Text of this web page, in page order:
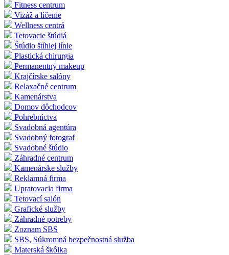
Fitness centrum
Vizáž a líčenie
Wellness centrá
Tetovacie štúdiá
Štúdio štíhlej línie
Plastická chirurgia
Permanentný makeup
Krajčírske salóny
Relaxačné centrum
Kamenárstva
Domov dôchodcov
Pohrebníctva
Svadobná agentúra
Svadobný fotograf
Svadobné štúdio
Záhradné centrum
Kamenárske služby
Reklamná firma
Upratovacia firma
Tetovací salón
Grafické služby
Záhradné potreby
Zoznam SBS
SBS, Súkromná bezpečnostná služba
Materská škôlka